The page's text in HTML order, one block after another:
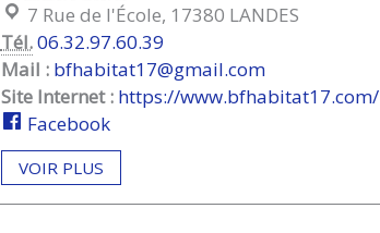
Localisation :
7 Rue de l'École, 17380 LANDES
Tél.06.32.97.60.39
Mail : bfhabitat17@gmail.com
Site Internet : https://www.bfhabitat17.com/
Facebook
VOIR PLUS